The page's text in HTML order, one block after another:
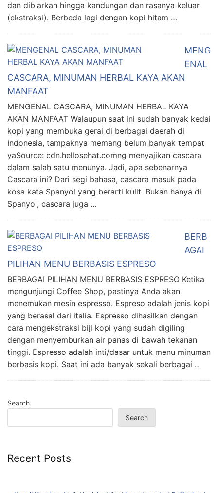
dan dibiarkan hingga kandungan dan rasanya keluar
(ekstraksi). Berbeda lagi dengan kopi hitam …
MENG
ENAL
CASCARA, MINUMAN HERBAL KAYA AKAN
MANFAAT
MENGENAL CASCARA, MINUMAN HERBAL KAYA
AKAN MANFAAT Walaupun saat ini sudah banyak kedai
kopi yang membuka gerai di berbagai daerah di
Indonesia, tampaknya memang belum banyak tempat
yaSource: cdn.hellosehat.comng menyajikan cascara
dalam salah satu menunya. Jadi, apa sebenarnya
Cascara ini? Dari segi bahasa, cascara masuk pada
kosa kata Spanyol yang berarti kulit. Bukan hanya di
Spanyol, cascara juga …
BERB
AGAI
PILIHAN MENU BERBASIS ESPRESO
BERBAGAI PILIHAN MENU BERBASIS ESPRESO Ketika
mengunjungi Coffee Shop, pastinya Anda akan
menemukan mesin espresso. Espreso adalah jenis kopi
yang berasal dari italia. Espresso dihasilkan dengan
cara mengekstraksi biji kopi yang sudah digiling
dengan menyemburkan air panas di bawah tekanan
tinggi. Espresso adalah inti/dasar untuk menu minuman
berbasis kopi. Saat ini ada banyak sekali berbagai …
Search
Search
Recent Posts